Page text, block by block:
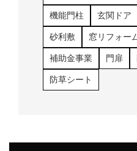
機能門柱 玄関ドア
砂利敷 窓リフォー
補助金事業 門扉
防草シート